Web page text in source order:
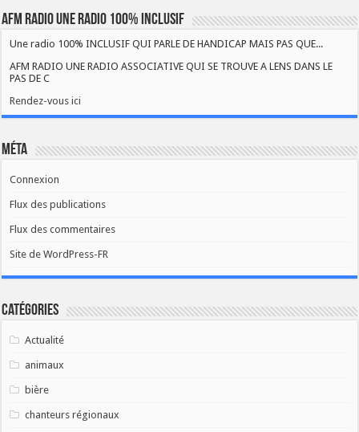
AFM RADIO UNE RADIO 100% INCLUSIF
Une radio 100% INCLUSIF QUI PARLE DE HANDICAP MAIS PAS QUE...
AFM RADIO UNE RADIO ASSOCIATIVE QUI SE TROUVE A LENS DANS LE
PAS DE C
Rendez-vous ici
Méta
Connexion
Flux des publications
Flux des commentaires
Site de WordPress-FR
Catégories
Actualité
animaux
bière
chanteurs régionaux